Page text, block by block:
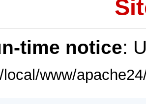
time notice:
www/